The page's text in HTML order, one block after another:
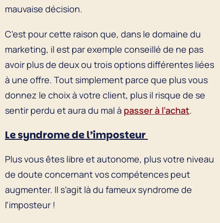
mauvaise décision.
C’est pour cette raison que, dans le domaine du
marketing, il est par exemple conseillé de ne pas
avoir plus de deux ou trois options différentes liées
à une offre. Tout simplement parce que plus vous
donnez le choix à votre client, plus il risque de se
sentir perdu et aura du mal à passer à l’achat.
Le syndrome de l’imposteur
Plus vous êtes libre et autonome, plus votre niveau
de doute concernant vos compétences peut
augmenter. Il s’agit là du fameux syndrome de
l’imposteur !